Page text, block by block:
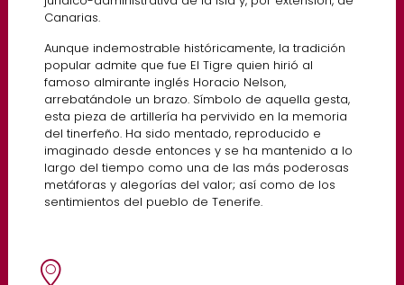
Canarias.
Aunque indemostrable históricamente, la tradición
popular admite que fue El Tigre quien hirió al
famoso almirante inglés Horacio Nelson,
arrebatándole un brazo. Símbolo de aquella gesta,
esta pieza de artillería ha pervivido en la memoria
del tinerfeño. Ha sido mentado, reproducido e
imaginado desde entonces y se ha mantenido a lo
largo del tiempo como una de las más poderosas
metáforas y alegorías del valor; así como de los
sentimientos del pueblo de Tenerife.